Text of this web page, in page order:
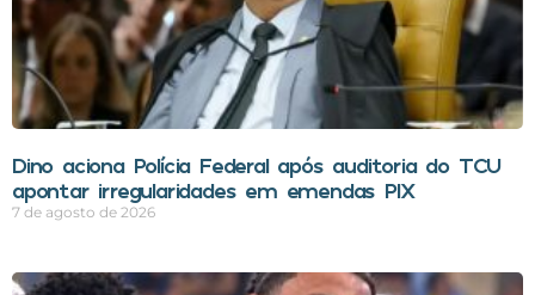
Dino aciona Polícia Federal após auditoria do TCU
apontar irregularidades em emendas PIX
7 de agosto de 2026